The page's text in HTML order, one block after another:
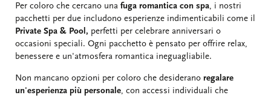
Per coloro che cercano una fuga romantica con spa, i nostri
pacchetti per due includono esperienze indimenticabili come il
Private Spa & Pool , perfetti per celebrare anniversari o
occasioni speciali. Ogni pacchetto è pensato per offrire relax,
benessere e un'atmosfera romantica ineguagliabile.
Non mancano opzioni per coloro che desiderano regalare
un'esperienza più personale, con accessi individuali che